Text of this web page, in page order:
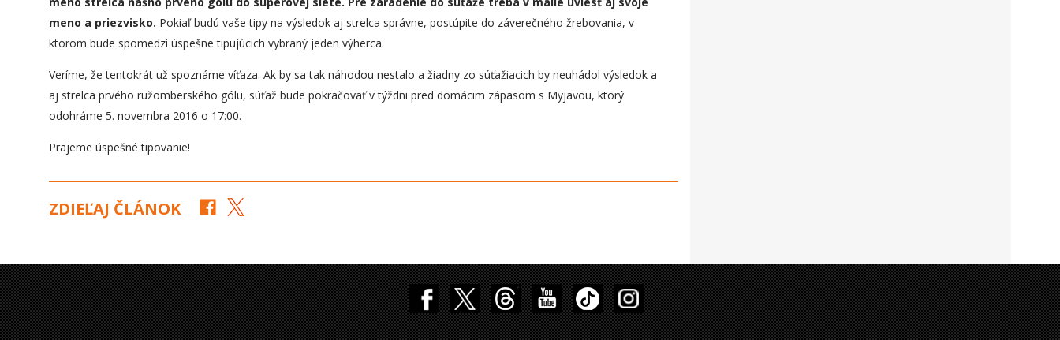
meno a priezvisko. Pokiaľ budú vaše tipy na výsledok aj strelca správne, postúpite do záverečného žrebovania, v
ktorom bude spomedzi úspešne tipujúcich vybraný jeden výherca.
Veríme, že tentokrát už spoznáme víťaza. Ak by sa tak náhodou nestalo a žiadny zo súťažiacich by neuhádol výsledok a
aj strelca prvého ružomberského gólu, súťaž bude pokračovať v týždni pred domácim zápasom s Myjavou, ktorý
odohráme 5. novembra 2016 o 17:00.
Prajeme úspešné tipovanie!
ZDIEĽAJ ČLÁNOK